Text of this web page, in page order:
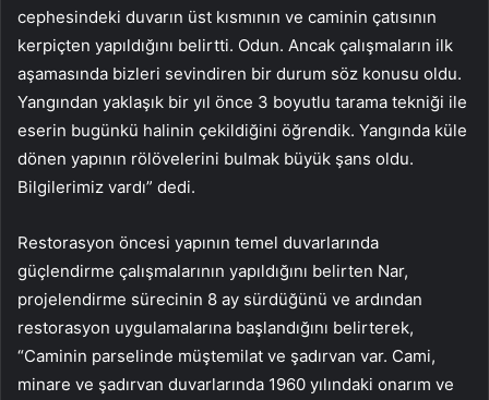
cephesindeki duvarın üst kısmının ve caminin çatısının
kerpiçten yapıldığını belirtti. Odun. Ancak çalışmaların ilk
aşamasında bizleri sevindiren bir durum söz konusu oldu.
Yangından yaklaşık bir yıl önce 3 boyutlu tarama tekniği ile
eserin bugünkü halinin çekildiğini öğrendik. Yangında küle
dönen yapının rölövelerini bulmak büyük şans oldu.
Bilgilerimiz vardı” dedi.
Restorasyon öncesi yapının temel duvarlarında
güçlendirme çalışmalarının yapıldığını belirten Nar,
projelendirme sürecinin 8 ay sürdüğünü ve ardından
restorasyon uygulamalarına başlandığını belirterek,
“Caminin parselinde müştemilat ve şadırvan var. Cami,
minare ve şadırvan duvarlarında 1960 yılındaki onarım ve